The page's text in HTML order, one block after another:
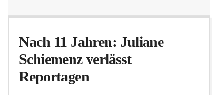
Nachrichten
Flurschelte
Nach 11 Jahren: Juliane
Schiemenz verlässt
Reportagen